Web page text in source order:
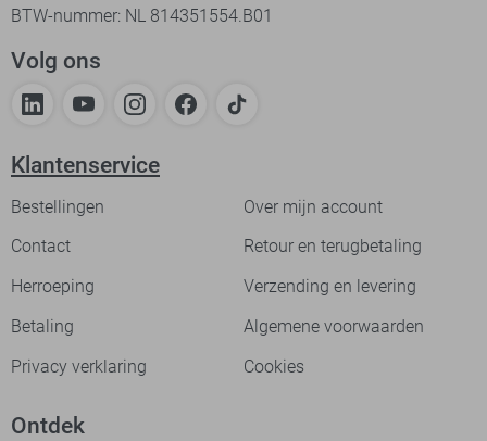
BTW-nummer: NL 814351554.B01
Volg ons
Klantenservice
Bestellingen
Over mijn account
Contact
Retour en terugbetaling
Herroeping
Verzending en levering
Betaling
Algemene voorwaarden
Privacy verklaring
Cookies
Ontdek